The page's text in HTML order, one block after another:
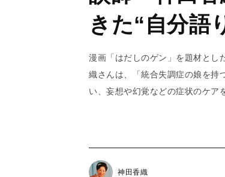
きた“自分語
漫画「はだしのゲン」を題材とし
織さんは、「統合失調症の娘を持
い、妄想や幻覚などの症状のケア
神田香織